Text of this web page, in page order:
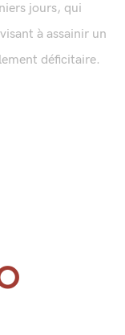
jours, qui
à assainir un
déficitaire.